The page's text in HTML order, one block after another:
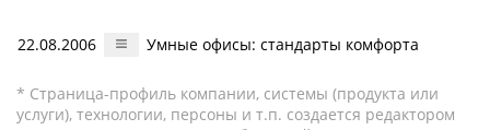
22.08.2006 Умные офисы: стандарты комфорта
* Страница-профиль компании, системы (продукта или
услуги), технологии, персоны и т.п. создается редактором